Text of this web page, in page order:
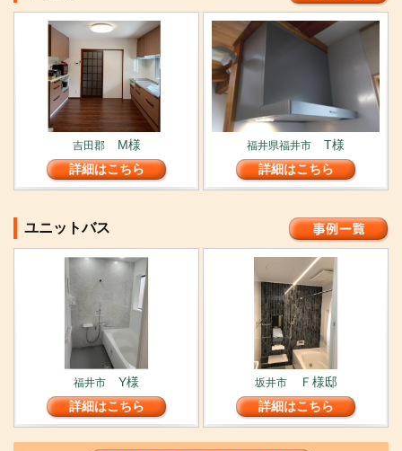
吉田郡M様
詳細はこちら
福井県福井市
T様
詳細はこちら
ユニットバス
福井市
Y様
詳細はこちら
坂井市Ｆ様邸
詳細はこちら